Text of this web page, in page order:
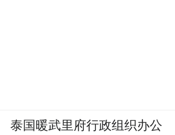
泰国暖武里府行政组织办公